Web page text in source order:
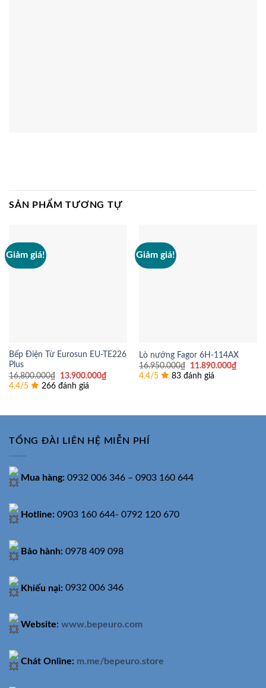
SẢN PHẨM TƯƠNG TỰ
Giảm giá!
Bếp Điện Từ Eurosun EU-TE226
Plus
16.800.000₫
Giá
gốc
là:
13.900.000₫Giá
hiện
4.4/5 266 đánh giá
Giảm giá!
Lò nướng Fagor 6H-114AX
16.950.000₫
Giá
gốc
là:
11.890.000₫Giá
4.4/5 83 đánh giá
TỔNG ĐÀI LIÊN HỆ MIỄN PHÍ
Mua hàng: 0932 006 346 – 0903 160 644
Hotline: 0903 160 644- 0792 120 670
Bảo hành: 0978 409 098
Khiếu nại: 0932 006 346
Website: www.bepeuro.com
Chát Online: m.me/bepeuro.store